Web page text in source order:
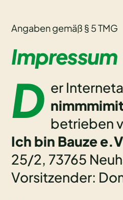
Angaben gemäß § 5 TMG
Impressum
D er
betrieben
Ich bin Bauze
25/2, 73765
Vorsitzender: